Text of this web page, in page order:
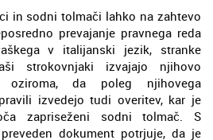
in sodni tolmači lahko na zahtevo
prevajanje pravnega reda
v italijanski jezik, stranke
strokovnjaki izvajajo njihovo
oziroma, da poleg njihovega
izvedejo tudi overitev, kar je
zapriseženi sodni tolmač. S
dokument potrjuje, da je